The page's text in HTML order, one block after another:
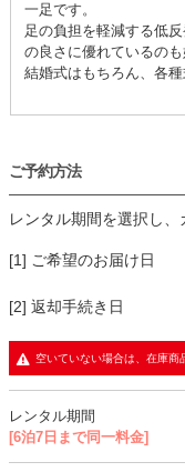
一足です。
足の負担を軽減する低
の良さに優れているのも
結婚式はもちろん、各
ご予約方法
レンタル期間を選択し
[1] ご希望のお届け日
[2] 返却手続き日
空いていない場合は、在庫商
レンタル期間
[6泊7日まで同一料金]